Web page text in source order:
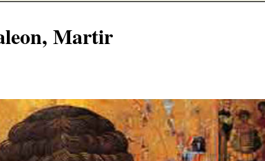
Martir